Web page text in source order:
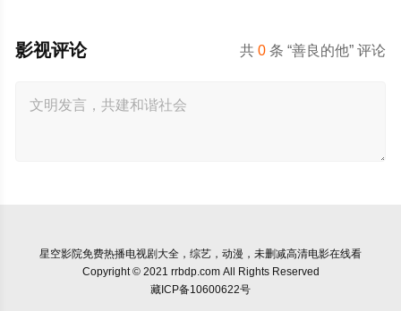
共0 条 “善良的他” 评论
影视评论
星空影院免费热播电视剧大全，综艺，动漫，未删减高清电影在线看
Copyright © 2021 rrbdp.com All Rights Reserved
藏ICP备10600622号